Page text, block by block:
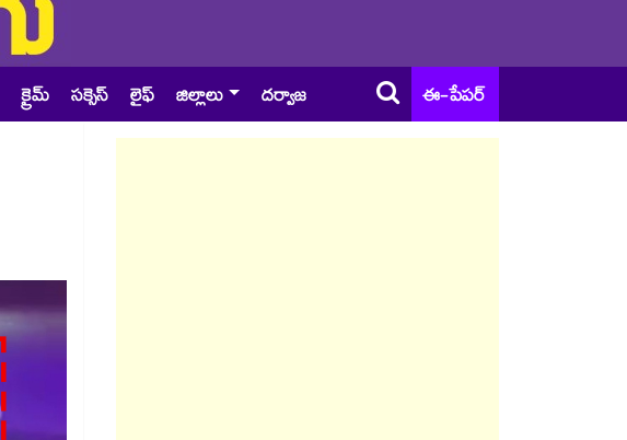
క్రైమ్ సక్సెస్ లైఫ్ జిల్లాలు దర్వాజ ఈ-పేపర్